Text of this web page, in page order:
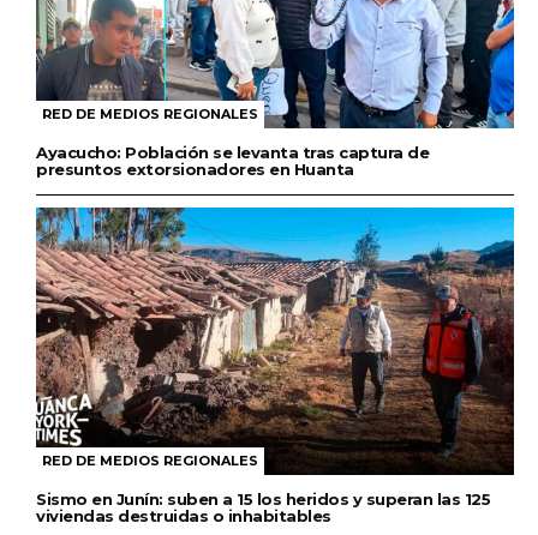
RED DE MEDIOS REGIONALES
Ayacucho: Población se levanta tras captura de
presuntos extorsionadores en Huanta
RED DE MEDIOS REGIONALES
Sismo en Junín: suben a 15 los heridos y superan las 125
viviendas destruidas o inhabitables